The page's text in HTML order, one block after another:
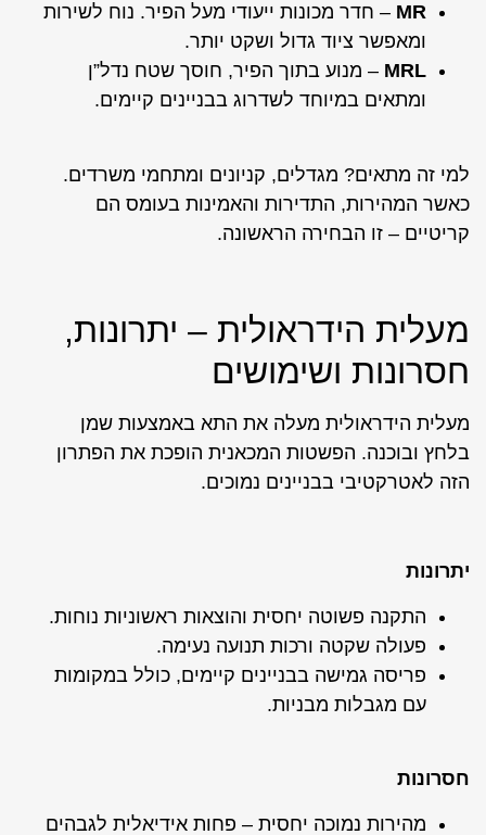
MR – חדר מכונות ייעודי מעל הפיר. נוח לשירות
ומאפשר ציוד גדול ושקט יותר.
MRL – מנוע בתוך הפיר, חוסך שטח נדל”ן
ומתאים במיוחד לשדרוג בבניינים קיימים.
למי זה מתאים? מגדלים, קניונים ומתחמי משרדים.
כאשר המהירות, התדירות והאמינות בעומס הם
קריטיים – זו הבחירה הראשונה.
מעלית הידראולית – יתרונות,
חסרונות ושימושים
מעלית הידראולית מעלה את התא באמצעות שמן
בלחץ ובוכנה. הפשטות המכאנית הופכת את הפתרון
הזה לאטרקטיבי בבניינים נמוכים.
יתרונות
התקנה פשוטה יחסית והוצאות ראשוניות נוחות.
פעולה שקטה ורכות תנועה נעימה.
פריסה גמישה בבניינים קיימים, כולל במקומות
עם מגבלות מבניות.
חסרונות
מהירות נמוכה יחסית – פחות אידיאלית לגבהים